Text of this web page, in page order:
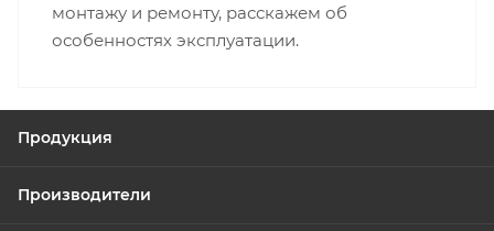
монтажу и ремонту, расскажем об
особенностях эксплуатации.
Продукция
Производители